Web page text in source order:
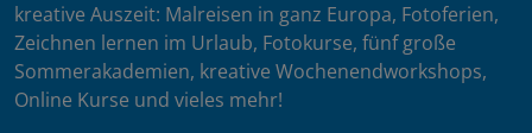
kreative Auszeit: Malreisen in ganz Europa, Fotoferien,
Zeichnen lernen im Urlaub, Fotokurse, fünf große
Sommerakademien, kreative Wochenendworkshops,
Online Kurse und vieles mehr!